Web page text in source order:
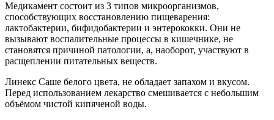
Медикамент состоит из 3 типов микроорганизмов,
способствующих восстановлению пищеварения:
лактобактерии, бифидобактерии и энтерококки. Они не
вызывают воспалительные процессы в кишечнике, не
становятся причиной патологии, а, наоборот, участвуют в
расщеплении питательных веществ.
Линекс Саше белого цвета, не обладает запахом и вкусом.
Перед использованием лекарство смешивается с небольшим
объёмом чистой кипяченой воды.